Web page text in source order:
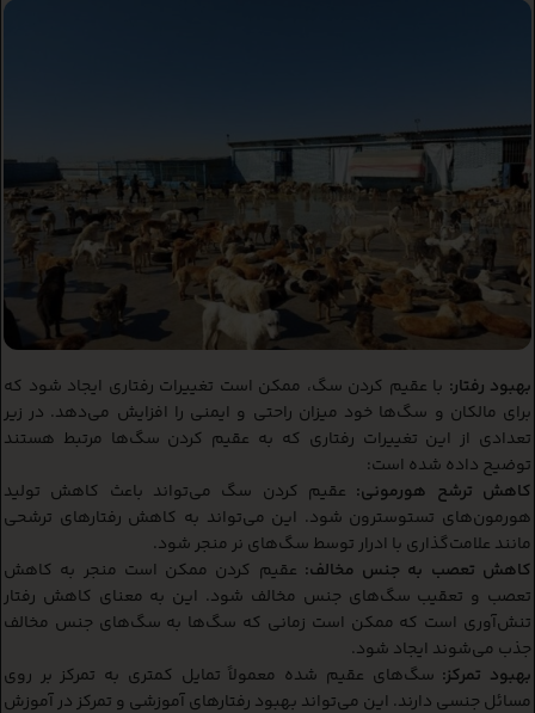
بهبود رفتار: با عقیم کردن سگ، ممکن است تغییرات رفتاری ایجاد شود که
برای مالکان و سگ‌ها خود میزان راحتی و ایمنی را افزایش می‌دهد. در زیر
تعدادی از این تغییرات رفتاری که به عقیم کردن سگ‌ها مرتبط هستند
توضیح داده شده است:
کاهش ترشح هورمونی: عقیم کردن سگ می‌تواند باعث کاهش تولید
هورمون‌های تستوسترون شود. این می‌تواند به کاهش رفتارهای ترشحی
مانند علامت‌گذاری با ادرار توسط سگ‌های نر منجر شود.
کاهش تعصب به جنس مخالف: عقیم کردن ممکن است منجر به کاهش
تعصب و تعقیب سگ‌های جنس مخالف شود. این به معنای کاهش رفتار
تنش‌آوری است که ممکن است زمانی که سگ‌ها به سگ‌های جنس مخالف
جذب می‌شوند ایجاد شود.
بهبود تمرکز: سگ‌های عقیم شده معمولاً تمایل کمتری به تمرکز بر روی
مسائل جنسی دارند. این می‌تواند بهبود رفتارهای آموزشی و تمرکز در آموزش